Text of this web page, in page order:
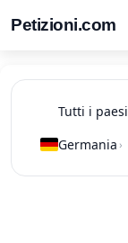
Petizioni.com
Tutti i paesi
Germania ›